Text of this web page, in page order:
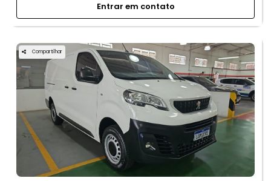
Entrar em contato
Compartilhar